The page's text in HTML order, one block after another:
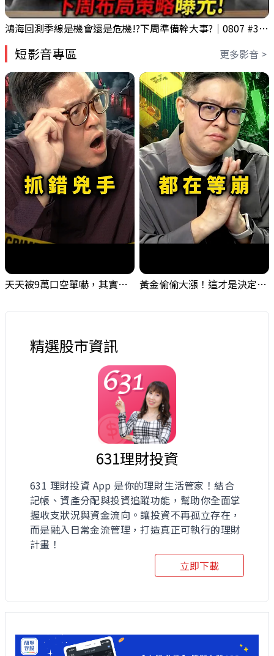
鴻海回測季線是機會還是危機!?下周準備幹大事?｜0807 #3661 #2317 #2317鴻海
短影音專區 更多影音 >
天天被9萬口空單嚇，其實你盯錯地方了｜Mr.Jimmy高志銘 #台股 #外資期貨 #融資 黃金偷偷大漲！這才是決定台股生死的「真風向球」！｜Mr.Jimmy高志銘 #黃金 #美元指數 #聯準會
精選股市資訊
631理財投資
631 理財投資 App 是你的理財生活管家！結合
記帳、資產分配與投資追蹤功能，幫助你全面掌
握收支狀況與資金流向。讓投資不再孤立存在，
而是融入日常金流管理，打造真正可執行的理財
計畫！
立即下載